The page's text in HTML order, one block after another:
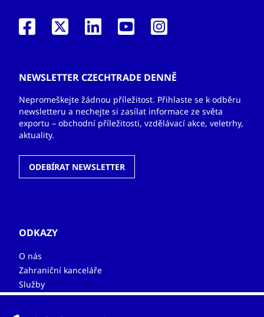
NEWSLETTER CZECHTRADE DENNĚ
Nepromeškejte žádnou příležitost. Přihlaste se k odběru
newsletteru a nechejte si zasílat informace ze světa
exportu – obchodní příležitosti, vzdělávací akce, veletrhy,
aktuality.
ODEBÍRAT NEWSLETTER
ODKAZY
O nás
Zahraniční kanceláře
Služby
Kontakty